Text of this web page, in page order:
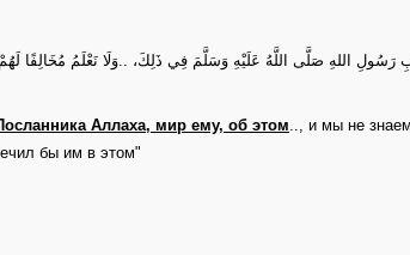
رَسُولِ اللهِ صَلَّى اللَّهُ عَلَيْهِ وَسَلَّمَ فِي ذَلِكَ، ..وَلَا نَعْلَمُ
Аллаха, мир ему, об этом .., и мы не
бы им в этом"